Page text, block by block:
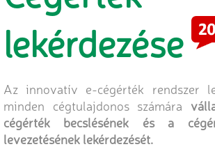
lekérdezése
Az innovatív e-cégérték rendszer
minden cégtulajdonos számára
cégérték becslésének és a
levezetésének lekérdezését.